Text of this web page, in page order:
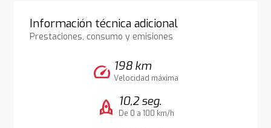
Información técnica adicional
Prestaciones, consumo y emisiones
speed 198 km
Velocidad máxima
rocket 10,2 seg.
De 0 a 100 km/h